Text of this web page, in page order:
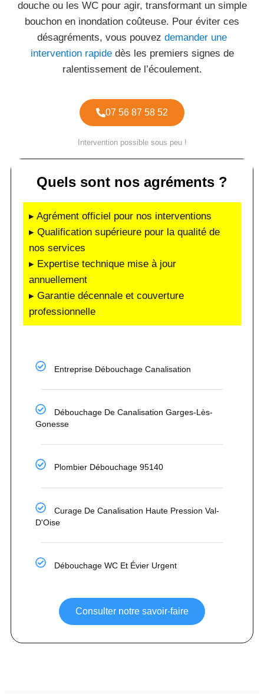
douche ou les WC pour agir, transformant un simple
bouchon en inondation coûteuse. Pour éviter ces
désagréments, vous pouvez demander une
intervention rapidedès les premiers signes de
ralentissement de l’écoulement.
07 56 87 58 52
Intervention possible sous peu !
Quels sont nos agréments ?
▸ Agrément officiel pour nos interventions
▸ Qualification supérieure pour la qualité de
nos services
▸ Expertise technique mise à jour
annuellement
▸ Garantie décennale et couverture
professionnelle
Entreprise Débouchage Canalisation
Débouchage De Canalisation Garges-Lès-
Gonesse
Plombier Débouchage 95140
Curage De Canalisation Haute Pression Val-
D'Oise
Débouchage WC Et Évier Urgent
Consulter notre savoir-faire